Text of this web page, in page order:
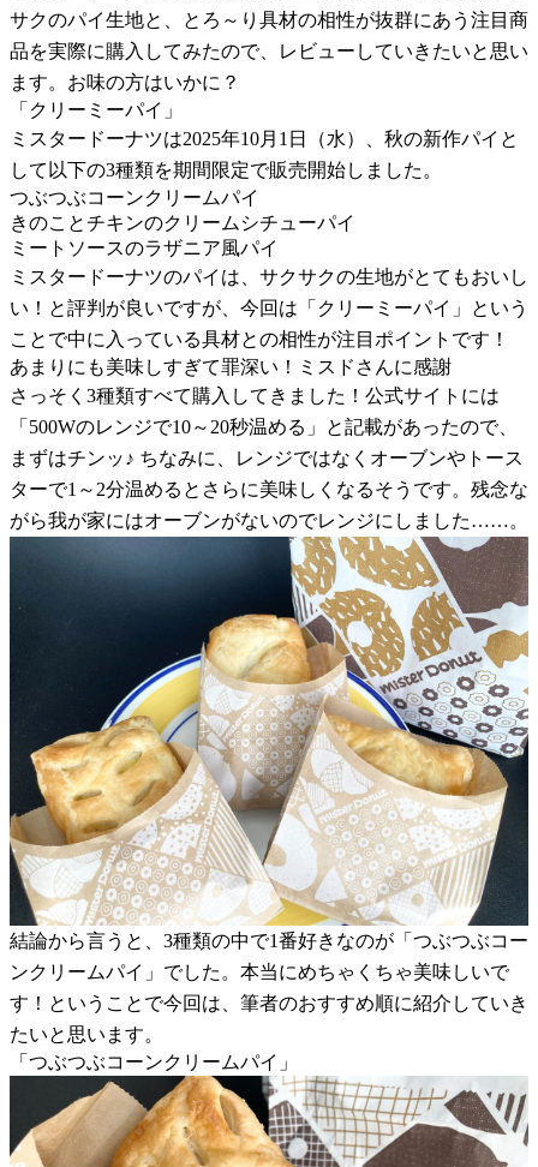
サクのパイ生地と、とろ～り具材の相性が抜群にあう注目商
品を実際に購入してみたので、レビューしていきたいと思い
ます。お味の方はいかに？
「クリーミーパイ」
ミスタードーナツは2025年10月1日（水）、秋の新作パイと
して以下の3種類を期間限定で販売開始しました。
つぶつぶコーンクリームパイ
きのことチキンのクリームシチューパイ
ミートソースのラザニア風パイ
ミスタードーナツのパイは、サクサクの生地がとてもおいし
い！と評判が良いですが、今回は「クリーミーパイ」という
ことで中に入っている具材との相性が注目ポイントです！
あまりにも美味しすぎて罪深い！ミスドさんに感謝
さっそく3種類すべて購入してきました！公式サイトには
「500Wのレンジで10～20秒温める」と記載があったので、
まずはチンッ♪ ちなみに、レンジではなくオーブンやトース
ターで1～2分温めるとさらに美味しくなるそうです。残念な
がら我が家にはオーブンがないのでレンジにしました……。
結論から言うと、3種類の中で1番好きなのが「つぶつぶコー
ンクリームパイ」でした。本当にめちゃくちゃ美味しいで
す！ということで今回は、筆者のおすすめ順に紹介していき
たいと思います。
「つぶつぶコーンクリームパイ」